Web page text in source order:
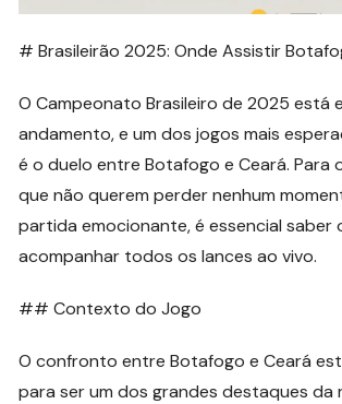
# Brasileirão 2025: Onde Assistir
O Campeonato Brasileiro de 2025 está
andamento, e um dos jogos mais
é o duelo entre Botafogo e Ceará. Para
que não querem perder nenhum
partida emocionante, é essencial saber
acompanhar todos os lances ao vivo.
## Contexto do Jogo
O confronto entre Botafogo e Ceará
para ser um dos grandes destaques da